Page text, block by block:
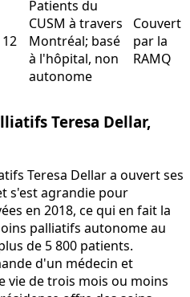
12
Patients du
CUSM à travers
Montréal; basé
à l'hôpital, non
autonome
Couvert
par la
RAMQ
Teresa Dellar,
Teresa Dellar a ouvert ses
s'est agrandie pour
en 2018, ce qui en fait la
palliatifs autonome au
de 5 800 patients.
d'un médecin et
vie de trois mois ou moins